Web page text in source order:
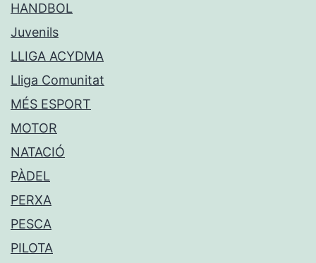
HANDBOL
Juvenils
LLIGA ACYDMA
Lliga Comunitat
MÉS ESPORT
MOTOR
NATACIÓ
PÀDEL
PERXA
PESCA
PILOTA